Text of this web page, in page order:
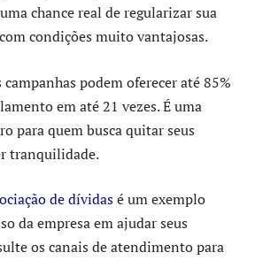
chance real de regularizar sua
condições muito vantajosas.
campanhas podem oferecer até 85%
em até 21 vezes. É uma
para quem busca quitar seus
tranquilidade.
de dívidasé um exemplo
da empresa em ajudar seus
os canais de atendimento para